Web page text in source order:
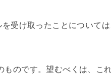
受け取ったことについて
ものです。望むべくは、こ